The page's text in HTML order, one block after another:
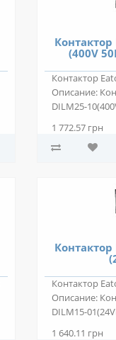
Контактор
(400V
Контактор
Описание:
DILM25-
1 772.57 грн
Контактор
Контактор
Описание:
DILM15-
1 640.11 грн